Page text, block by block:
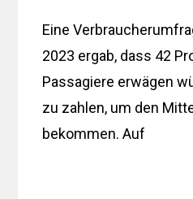
Eine
2023 ergab, dass 42
Passagiere erwägen
zu zahlen, um den
bekommen. Auf